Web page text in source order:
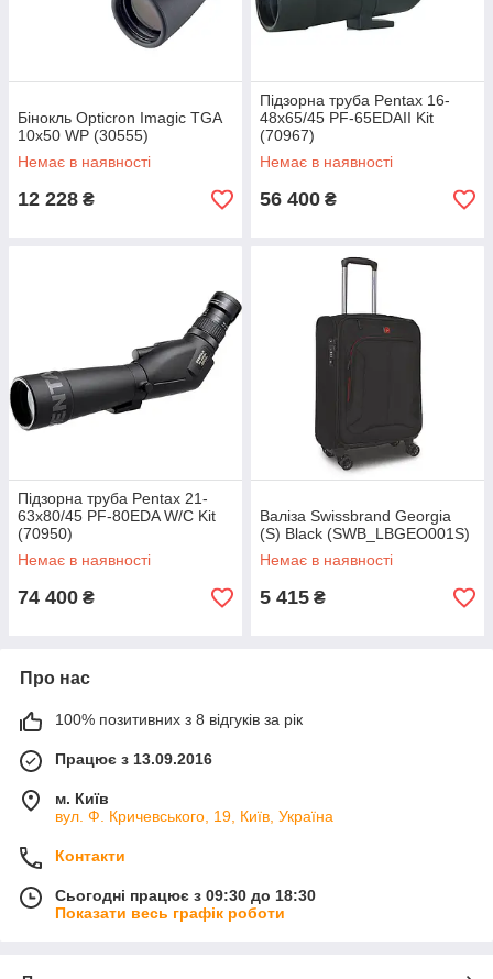
Бінокль Opticron Imagic TGA
10x50 WP (30555)
Немає в наявності
12 228 ₴
Підзорна труба Pentax 16-
48x65/45 PF-65EDAII Kit
(70967)
Немає в наявності
56 400 ₴
Підзорна труба Pentax 21-
63x80/45 PF-80EDA W/C Kit
(70950)
Немає в наявності
74 400 ₴
Валіза Swissbrand Georgia
(S) Black (SWB_LBGEO001S)
Немає в наявності
5 415 ₴
Про нас
100% позитивних з 8 відгуків за рік
Працює з 13.09.2016
м. Київ
вул. Ф. Кричевського, 19, Київ, Україна
Контакти
Сьогодні працює з 09:30 до 18:30
Показати весь графік роботи